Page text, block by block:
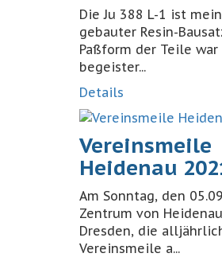
Die Ju 388 L-1 ist
gebauter Resin-
Paßform der Teile
begeister...
Details
Vereinsmeile
Heidenau
Am Sonntag, den
Zentrum von
Dresden, die
Vereinsmeile a...